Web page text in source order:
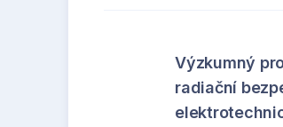
Výzkumný
radiační